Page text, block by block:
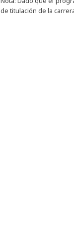
de titulación de la